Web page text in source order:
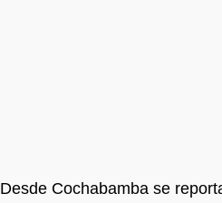
Desde Cochabamba se